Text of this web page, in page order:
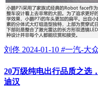
刘佟 2024-01-10 #一汽-大
20万级纯电出行品质之选
迪汉